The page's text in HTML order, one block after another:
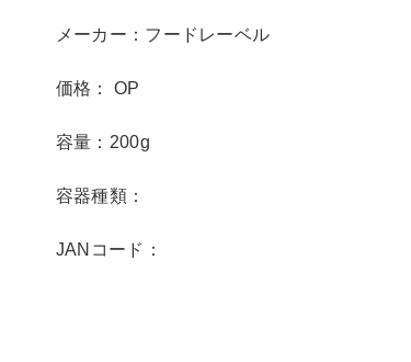
メーカー：フードレーベル
価格： OP
容量：200g
容器種類：
JANコード：